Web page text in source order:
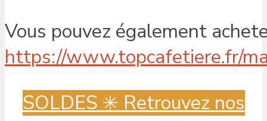
Vous pouvez également
https://www.topcafetiere.fr/
SOLDES ✳️ Retrouvez nos